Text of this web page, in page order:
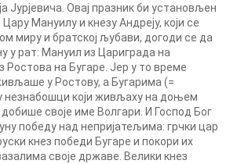
Јурјевича. Овај празник би установљен
Мануилу и кнезу Андреју, који се
миру и братској љубави, догоди се да
у рат: Мануил из Цариграда на
Ростова на Бугаре. Јер у то време
у Ростову, а Бугарима (=
незнабошци који живљаху на доњем
добише своје име Волгари. И Господ Бог
победу над непријатељима: грчки цар
кнез победи Бугаре и покори их
своје државе. Велики кнез